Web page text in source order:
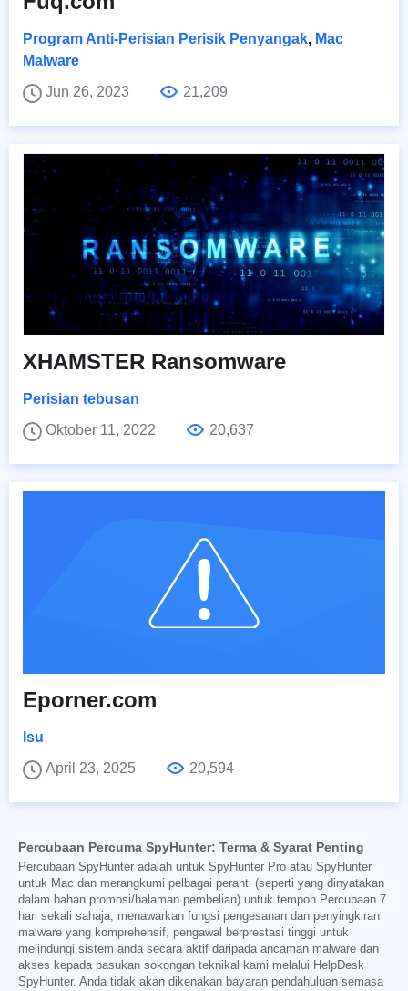
Program Anti-Perisian Perisik Penyangak, Mac
Malware
Jun 26, 2023
21,209
XHAMSTER Ransomware
Perisian tebusan
Oktober 11, 2022
20,637
Eporner.com
Isu
April 23, 2025
20,594
Percubaan Percuma SpyHunter: Terma & Syarat Penting
Percubaan SpyHunter adalah untuk SpyHunter Pro atau SpyHunter
untuk Mac dan merangkumi pelbagai peranti (seperti yang dinyatakan
dalam bahan promosi/halaman pembelian) untuk tempoh Percubaan 7
hari sekali sahaja, menawarkan fungsi pengesanan dan penyingkiran
malware yang komprehensif, pengawal berprestasi tinggi untuk
melindungi sistem anda secara aktif daripada ancaman malware dan
akses kepada pasukan sokongan teknikal kami melalui HelpDesk
SpyHunter. Anda tidak akan dikenakan bayaran pendahuluan semasa